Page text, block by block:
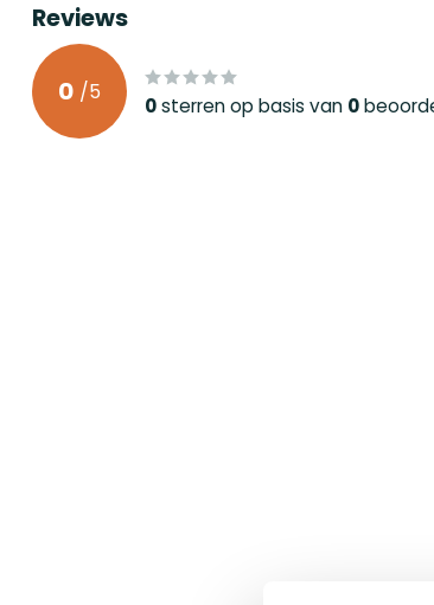
Reviews
0 /5
0sterren op basis van 0